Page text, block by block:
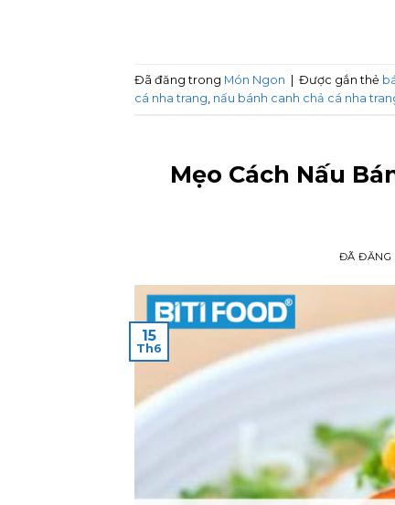
Đã đăng trong Món Ngon | Được gắn thẻ
cá nha trang nấu bánh canh chả cá nha
Mẹo Cách Nấu
ĐÃ ĐĂNG
15
Th6